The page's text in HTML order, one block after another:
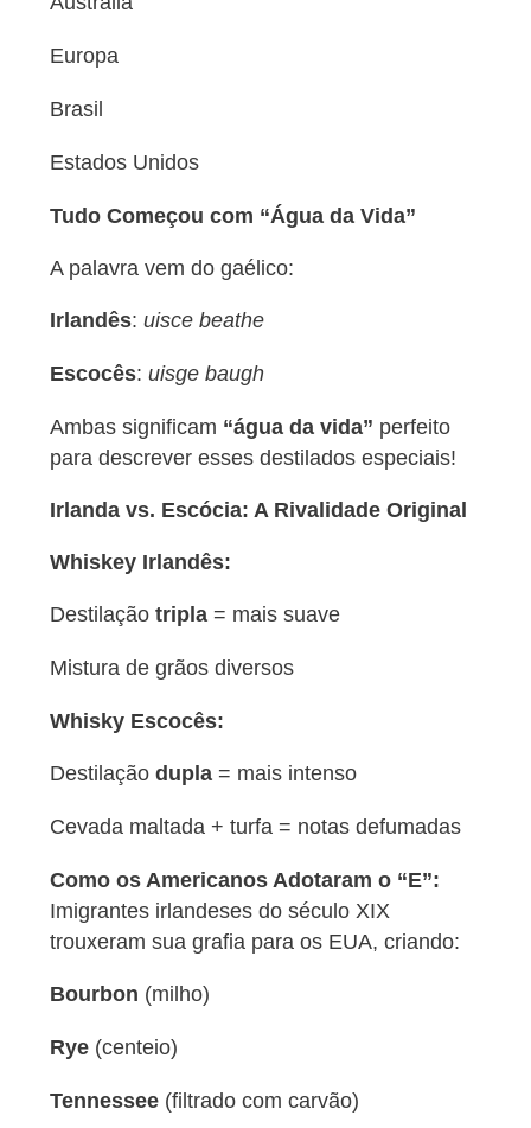
Europa
Brasil
Estados Unidos
Tudo Começou com “Água da Vida”
A palavra vem do gaélico:
Irlandês:uisce beathe
Escocês:uisge baugh
Ambas significam “água da vida” perfeito
para descrever esses destilados especiais!
Irlanda vs. Escócia: A Rivalidade Original
Whiskey Irlandês:
Destilaçãotripla = mais suave
Mistura de grãos diversos
Whisky Escocês:
Destilaçãodupla = mais intenso
Cevada maltada + turfa = notas defumadas
Como os Americanos Adotaram o “E”:
Imigrantes irlandeses do século XIX
trouxeram sua grafia para os EUA, criando:
Bourbon (milho)
Rye (centeio)
Tennessee (filtrado com carvão)